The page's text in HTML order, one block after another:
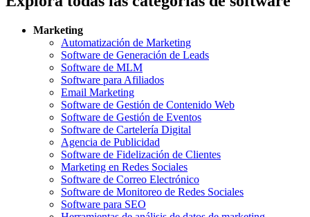
Marketing
Automatización de Marketing
Software de Generación de Leads
Software de MLM
Software para Afiliados
Email Marketing
Software de Gestión de Contenido Web
Software de Gestión de Eventos
Software de Cartelería Digital
Agencia de Publicidad
Software de Fidelización de Clientes
Marketing en Redes Sociales
Software de Correo Electrónico
Software de Monitoreo de Redes Sociales
Software para SEO